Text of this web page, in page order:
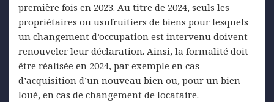
première fois en 2023. Au titre de 2024, seuls les
propriétaires ou usufruitiers de biens pour lesquels
un changement d’occupation est intervenu doivent
renouveler leur déclaration. Ainsi, la formalité doit
être réalisée en 2024, par exemple en cas
d’acquisition d’un nouveau bien ou, pour un bien
loué, en cas de changement de locataire.